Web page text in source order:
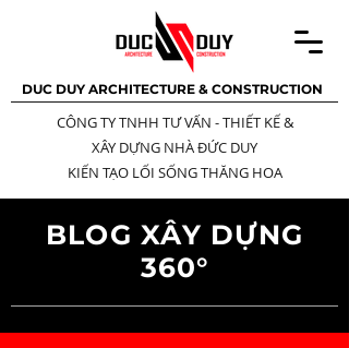
DUC DUY ARCHITECTURE & CONSTRUCTION
CÔNG TY TNHH TƯ VẤN - THIẾT KẾ&
XÂY DỰNG NHÀ ĐỨC DUY
KIẾN TẠO LỐI SỐNG THĂNG HOA
BLOG XÂY DỰNG
360°